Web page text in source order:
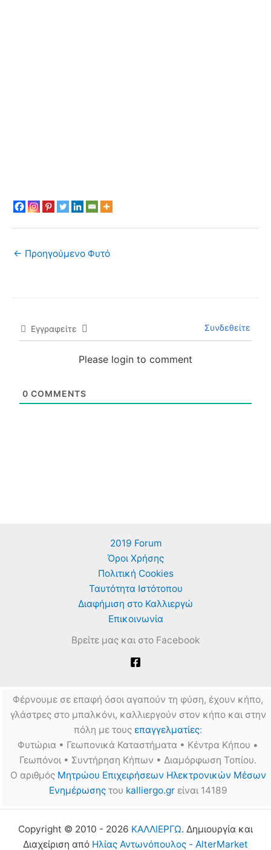
← Προηγούμενο Φυτό
Εγγραφείτε Συνδεθείτε
Please login to comment
0 COMMENTS
2019 Forum
Όροι Χρήσης
Πολιτική Cookies
Ταυτότητα Ιστότοπου
Διαφήμιση στο Καλλιεργώ
Επικοινωνία
Βρείτε μας και στο Facebook
Φέρνουμε σε επαφή όσοι αγαπούν τη φύση, έχουν κήπο,
γλάστρες στο μπαλκόνι, καλλιεργούν στον κήπο και στην
πόλη με τους επαγγελματίες:
Φυτώρια • Γεωπονικά Καταστήματα • Κέντρα Κήπου •
Γεωπόνοι • Συντήρηση Κήπων • Διαμόρφωση Τοπίου.
Ο αριθμός Μητρώου Επιχειρήσεων Ηλεκτρονικών Μέσων
Ενημέρωσηςτου kalliergo.grείναι 14189
Copyright © 2010 - 2026 ΚΑΛΛΙΕΡΓΩ. Δημιουργία και
Διαχείριση από Ηλίας Αντωνόπουλος - AlterMarket